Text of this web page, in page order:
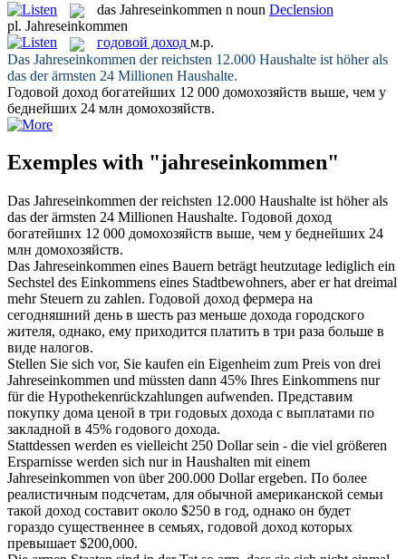
das Jahreseinkommen n noun Declension
pl. Jahreseinkommen
годовой доход м.р.
Das Jahreseinkommen der reichsten 12.000 Haushalte ist höher als
das der ärmsten 24 Millionen Haushalte.
Годовой доход богатейших 12 000 домохозяйств выше, чем у
беднейших 24 млн домохозяйств.
Exemples with "jahreseinkommen"
Das Jahreseinkommen der reichsten 12.000 Haushalte ist höher als
das der ärmsten 24 Millionen Haushalte. Годовой доход
богатейших 12 000 домохозяйств выше, чем у беднейших 24
млн домохозяйств.
Das Jahreseinkommen eines Bauern beträgt heutzutage lediglich ein
Sechstel des Einkommens eines Stadtbewohners, aber er hat dreimal
mehr Steuern zu zahlen. Годовой доход фермера на
сегодняшний день в шесть раз меньше дохода городского
жителя, однако, ему приходится платить в три раза больше в
виде налогов.
Stellen Sie sich vor, Sie kaufen ein Eigenheim zum Preis von drei
Jahreseinkommen und müssten dann 45% Ihres Einkommens nur
für die Hypothekenrückzahlungen aufwenden. Представим
покупку дома ценой в три годовых дохода с выплатами по
закладной в 45% годового дохода.
Stattdessen werden es vielleicht 250 Dollar sein - die viel größeren
Ersparnisse werden sich nur in Haushalten mit einem
Jahreseinkommen von über 200.000 Dollar ergeben. По более
реалистичным подсчетам, для обычной американской семьи
такой доход составит около $250 в год, однако он будет
гораздо существеннее в семьях, годовой доход которых
превышает $200,000.